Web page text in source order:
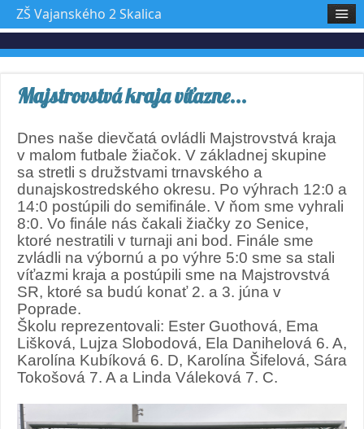
Majstrovstvá kraja víťazne...
Dnes naše dievčatá ovládli Majstrovstvá kraja
v malom futbale žiačok. V základnej skupine
sa stretli s družstvami trnavského a
dunajskostredského okresu. Po výhrach 12:0 a
14:0 postúpili do semifinále. V ňom sme vyhrali
8:0. Vo finále nás čakali žiačky zo Senice,
ktoré nestratili v turnaji ani bod. Finále sme
zvládli na výbornú a po výhre 5:0 sme sa stali
víťazmi kraja a postúpili sme na Majstrovstvá
SR, ktoré sa budú konať 2. a 3. júna v
Poprade.
Školu reprezentovali: Ester Guothová, Ema
Lišková, Lujza Slobodová, Ela Danihelová 6. A,
Karolína Kubíková 6. D, Karolína Šifelová, Sára
Tokošová 7. A a Linda Váleková 7. C.
ZŠ Vajanského 2 Skalica